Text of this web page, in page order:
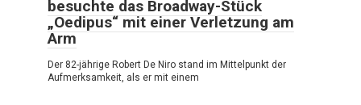
besuchte das Broadway-Stück
„Oedipus“ mit einer Verletzung am
Arm
Der 82-jährige Robert De Niro stand im Mittelpunkt der
Aufmerksamkeit, als er mit einem